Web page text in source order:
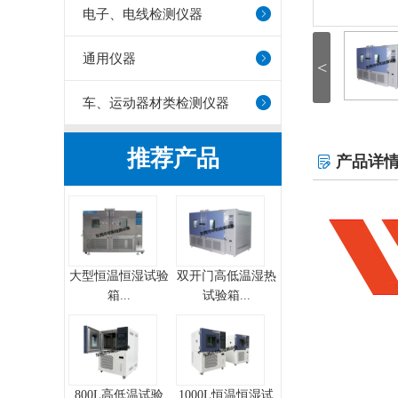
电子、电线检测仪器
通用仪器
车、运动器材类检测仪器
推荐产品
大型恒温恒湿试验
箱...
双开门高低温湿热
试验箱...
800L高低温试验 1000L恒温恒湿试
<
 产品详